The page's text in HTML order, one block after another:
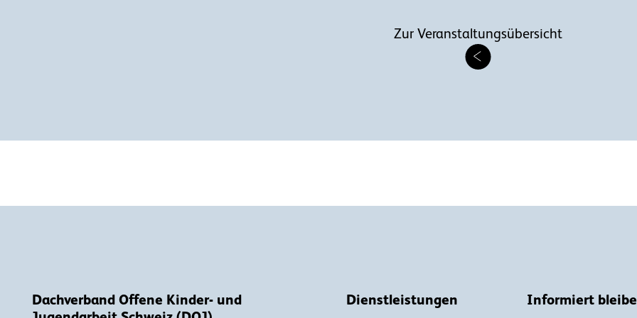
Zur Veranstaltungsübersicht
Dachverband Offene Kinder- und
Dienstleistungen Informiert